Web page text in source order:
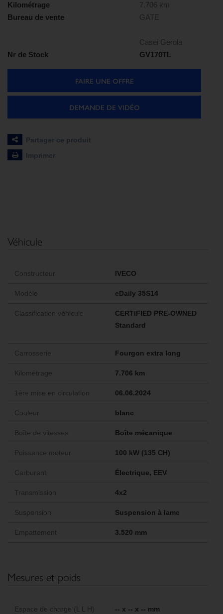
Kilométrage
7.706 km
Bureau de vente
GATE
Casei Gerola
Nr de Stock
GV170TL
FAIRE UNE OFFRE
DEMANDE DE VIDÉO
Partager ce produit
Imprimer
Véhicule
Constructeur IVECO
Modèle eDaily 35S14
Classification véhicule
CERTIFIED PRE-OWNED
Standard
Carrosserie Fourgon extra long
Kilométrage 7.706 km
1ère mise en circulation 06.06.2024
Couleur blanc
Boîte de vitesses Boîte mécanique
Puissance moteur 100 kW (135 CH)
Carburant Électrique, EEV
Transmission 4x2
Suspension Suspension à lame
Empattement 3.520 mm
Mesures et poids
Espace de charge (L L H) -- x -- x -- mm